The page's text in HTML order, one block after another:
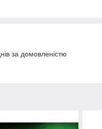
за домовленістю